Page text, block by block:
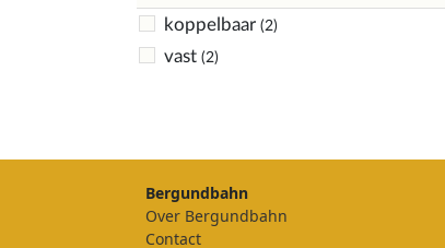
koppelbaar (2)
vast (2)
Bergundbahn
Over Bergundbahn
Contact